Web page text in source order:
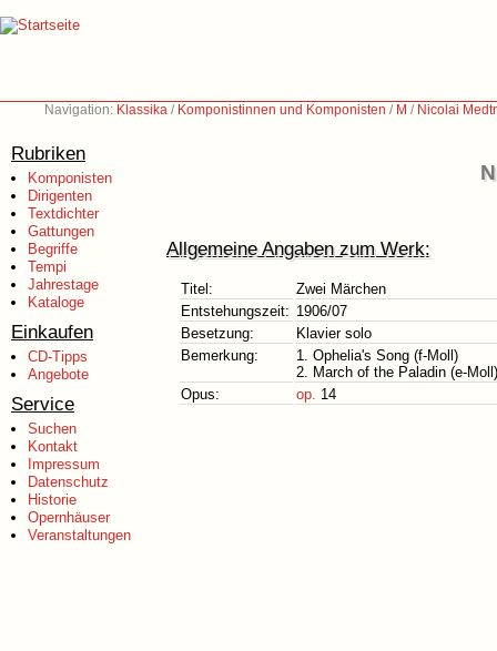
Navigation: Klassika / Komponistinnen und Komponisten / M / Nicolai
Rubriken
Komponisten
Dirigenten
Textdichter
Gattungen
Begriffe
Tempi
Jahrestage
Kataloge
Einkaufen
CD-Tipps
Angebote
Service
Suchen
Kontakt
Impressum
Datenschutz
Historie
Opernhäuser
Veranstaltungen
Allgemeine Angaben zum Werk:
Titel:
Zwei Märchen
Entstehungszeit: 1906/07
Besetzung:
Klavier solo
Bemerkung:
1. Ophelia's Song (f-Moll)
2. March of the Paladin (e-Moll)
Opus:
op. 14